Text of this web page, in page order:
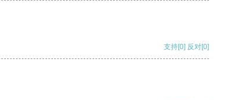
支持[0] 反对[0]